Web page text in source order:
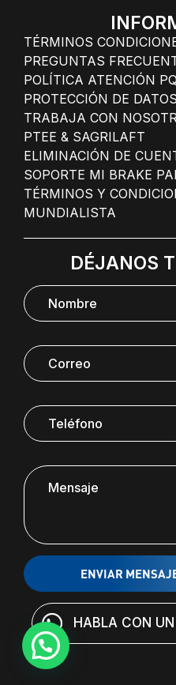
TÉRMINOS
PREGUNTAS
POLÍTICA ATENCIÓN
PROTECCIÓN DE
TRABAJA CON
PTEE & SAGRILAFT
ELIMINACIÓN DE
SOPORTE MI BRAKE
TÉRMINOS Y
MUNDIALISTA
DÉJANOS
HABLA CON